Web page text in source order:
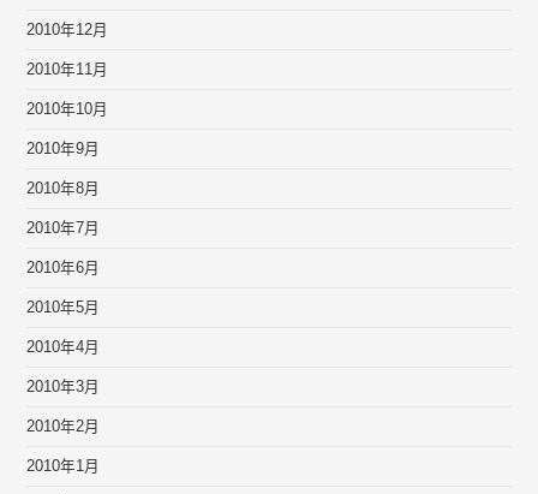
2010年12月
2010年11月
2010年10月
2010年9月
2010年8月
2010年7月
2010年6月
2010年5月
2010年4月
2010年3月
2010年2月
2010年1月